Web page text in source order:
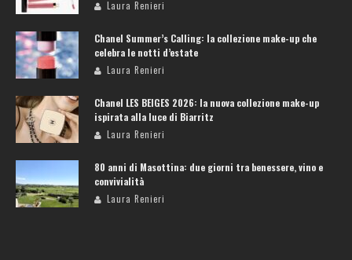
Laura Renieri
Chanel Summer’s Calling: la collezione make-up che
celebra le notti d’estate
Laura Renieri
Chanel LES BEIGES 2026: la nuova collezione make-up
ispirata alla luce di Biarritz
Laura Renieri
80 anni di Masottina: due giorni tra benessere, vino e
convivialità
Laura Renieri